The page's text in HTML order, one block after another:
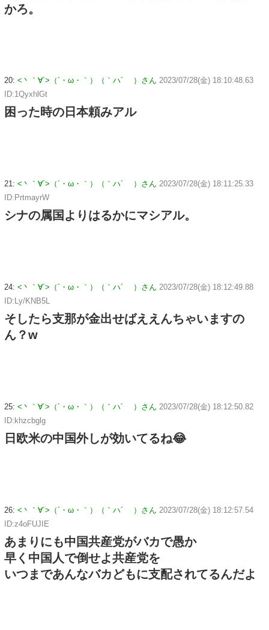
かろ。
20: <丶｀∀´>（´・ω・｀）（｀ハ´ ）さん 2023/07/28(金) 18:10:48.63
ID:1QyxhlGt
困った時の日本頼みアル
21: <丶｀∀´>（´・ω・｀）（｀ハ´ ）さん 2023/07/28(金) 18:11:25.33
ID:PrtmayrW
シナの属国よりはるかにマシアル。
24: <丶｀∀´>（´・ω・｀）（｀ハ´ ）さん 2023/07/28(金) 18:12:49.88
ID:Ly/KNB5L
そしたら支那が金出せばええんちゃいますの
ん？w
25: <丶｀∀´>（´・ω・｀）（｀ハ´ ）さん 2023/07/28(金) 18:12:50.82
ID:khzcbglg
日欧米の中国外しが効いてるね😂
26: <丶｀∀´>（´・ω・｀）（｀ハ´ ）さん 2023/07/28(金) 18:12:57.54
ID:z4oFUJIE
あまりにも中国共産党がバカで愚か
早く中国人で倒せよ共産党を
いつまであんなバカどもに支配されてるんだよ